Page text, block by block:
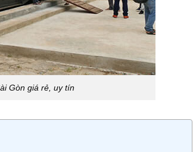
Gòn giá rẻ, uy tín